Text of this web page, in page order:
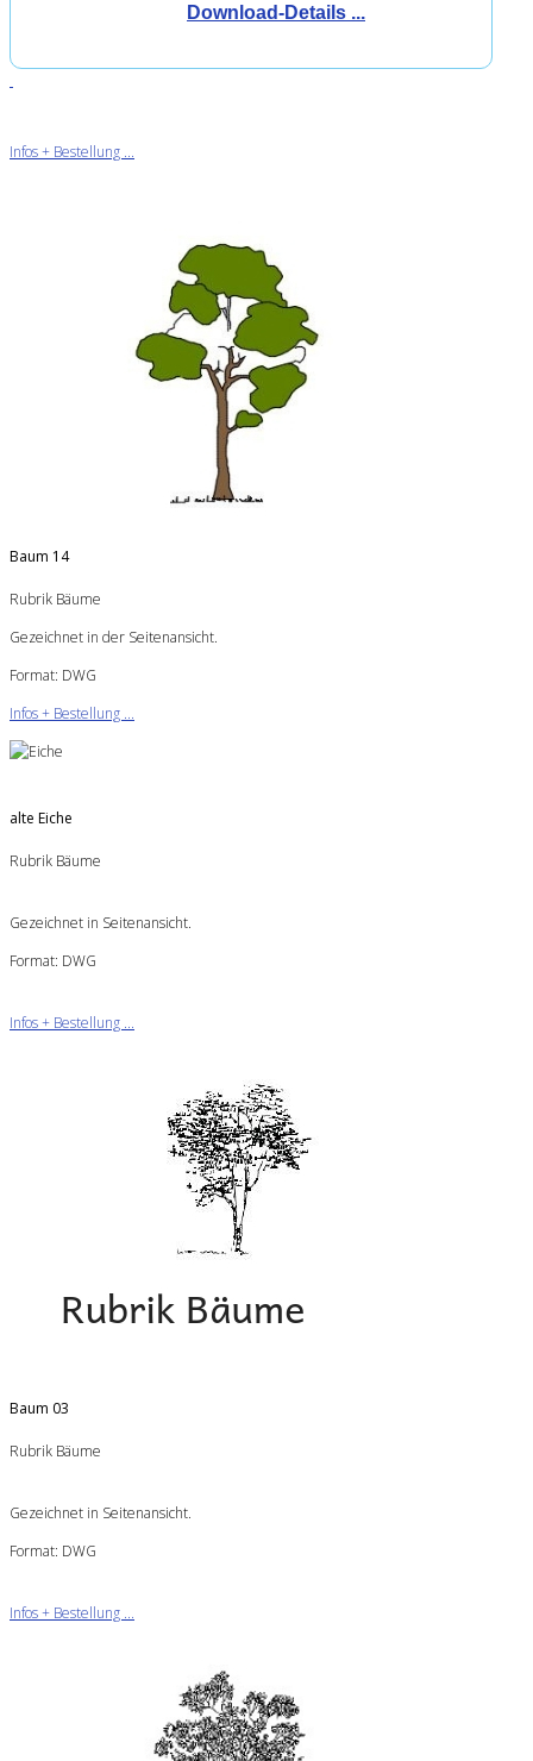
Download-Details ...
Infos + Bestellung ...
Baum 14
Rubrik Bäume
Gezeichnet in der Seitenansicht.
Format: DWG
Infos + Bestellung ...
alte Eiche
Rubrik Bäume
Gezeichnet in Seitenansicht.
Format: DWG
Infos + Bestellung ...
Baum 03
Rubrik Bäume
Gezeichnet in Seitenansicht.
Format: DWG
Infos + Bestellung ...